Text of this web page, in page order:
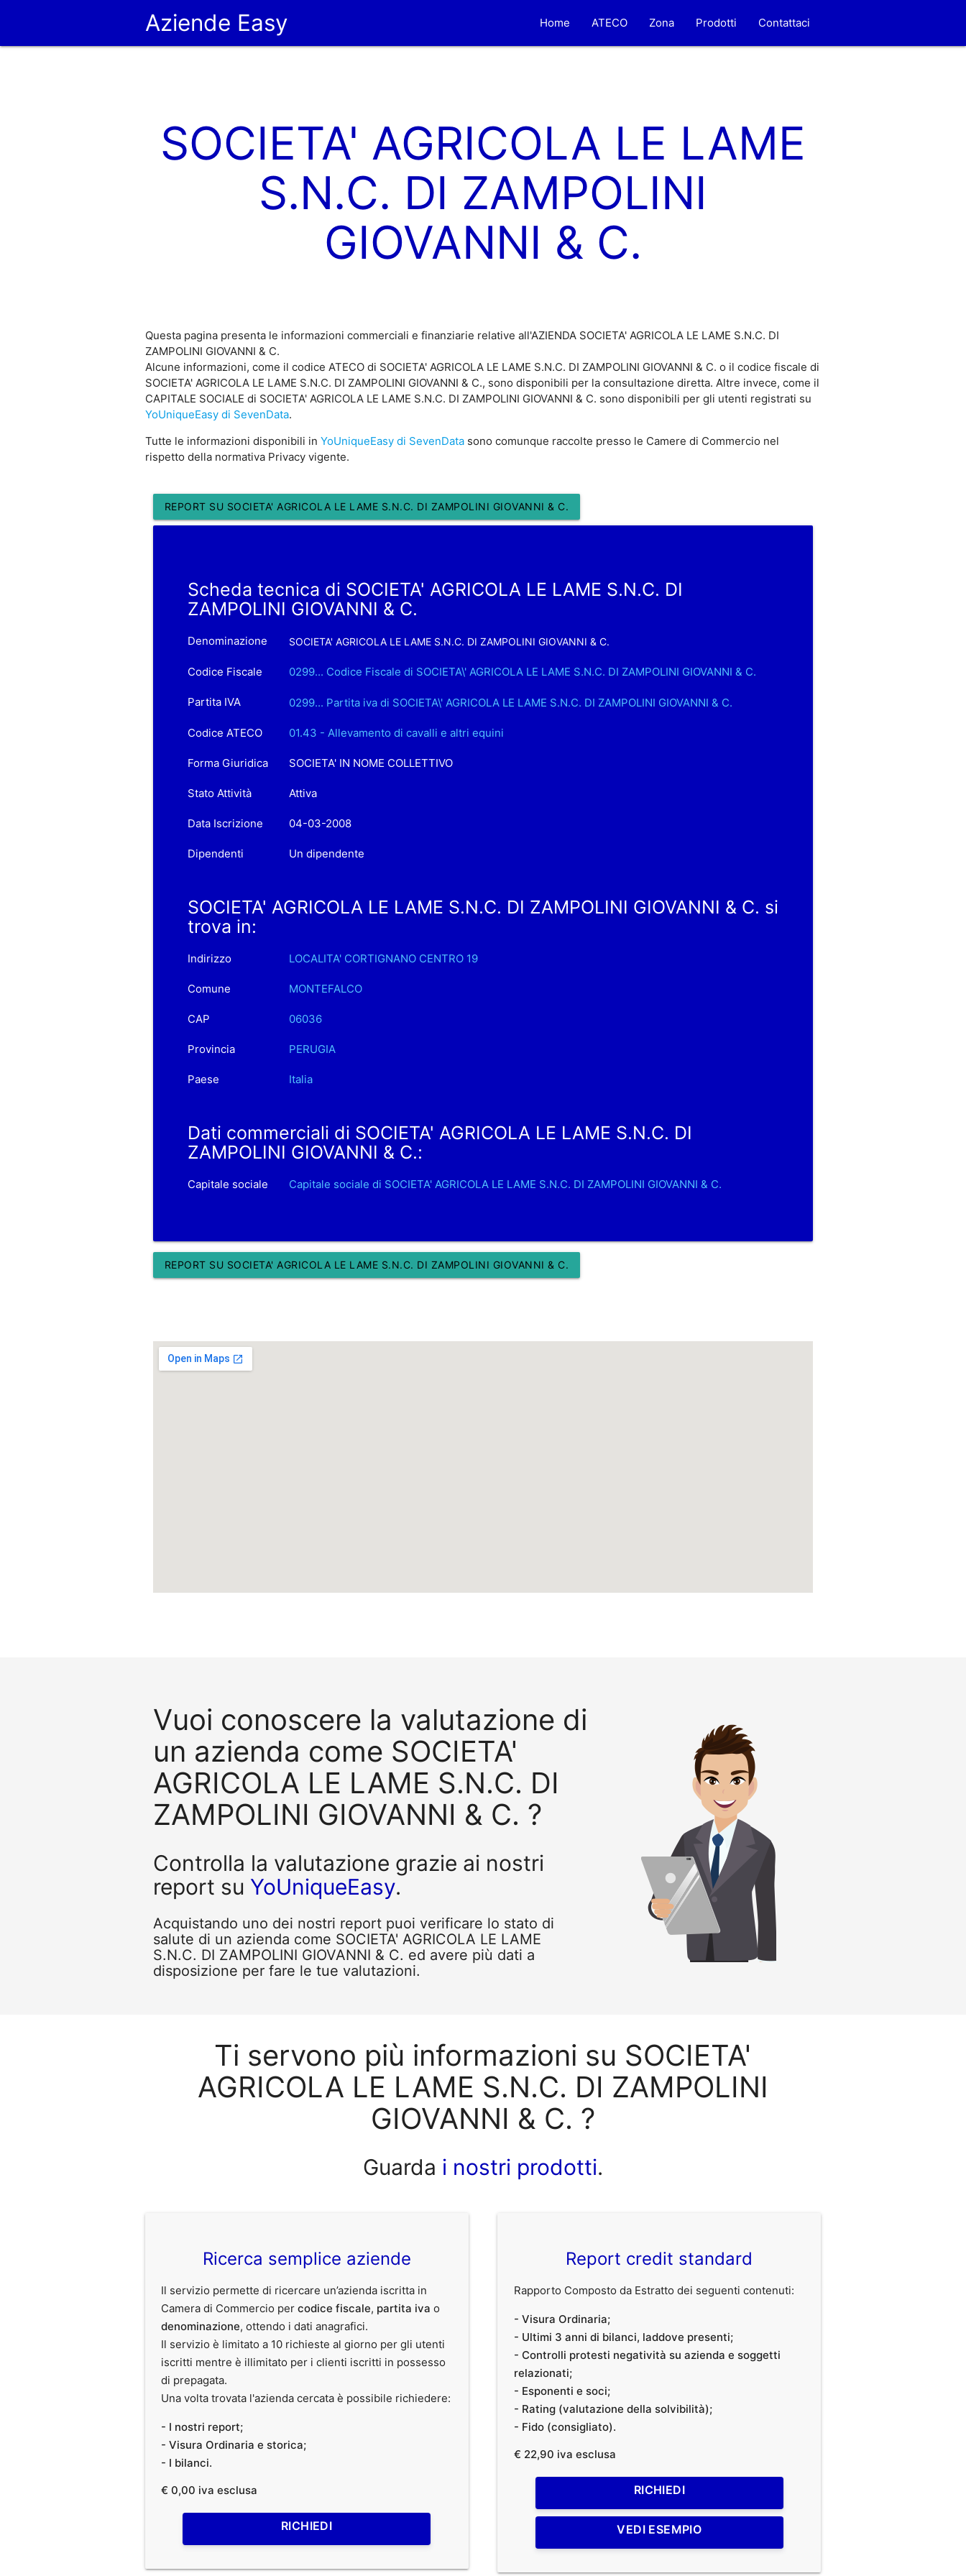
Aziende Easy Home ATECO Zona Prodotti Contattaci
SOCIETA' AGRICOLA LE LAME
S.N.C. DI ZAMPOLINI
GIOVANNI & C.
Questa pagina presenta le informazioni commerciali e finanziarie relative all'AZIENDA SOCIETA' AGRICOLA LE LAME S.N.C. DI
ZAMPOLINI GIOVANNI & C.
Alcune informazioni, come il codice ATECO di SOCIETA' AGRICOLA LE LAME S.N.C. DI ZAMPOLINI GIOVANNI & C. o il codice fiscale di
SOCIETA' AGRICOLA LE LAME S.N.C. DI ZAMPOLINI GIOVANNI & C., sono disponibili per la consultazione diretta. Altre invece, come il
CAPITALE SOCIALE di SOCIETA' AGRICOLA LE LAME S.N.C. DI ZAMPOLINI GIOVANNI & C. sono disponibili per gli utenti registrati su
YoUniqueEasy di SevenData.
Tutte le informazioni disponibili in YoUniqueEasy di SevenDatasono comunque raccolte presso le Camere di Commercio nel
rispetto della normativa Privacy vigente.
REPORT SU SOCIETA' AGRICOLA LE LAME S.N.C. DI ZAMPOLINI GIOVANNI & C.
Scheda tecnica di SOCIETA' AGRICOLA LE LAME S.N.C. DI
ZAMPOLINI GIOVANNI & C.
Denominazione SOCIETA' AGRICOLA LE LAME S.N.C. DI ZAMPOLINI GIOVANNI & C.
Codice Fiscale 0299... Codice Fiscale di SOCIETA\' AGRICOLA LE LAME S.N.C. DI ZAMPOLINI GIOVANNI & C.
Partita IVA 0299... Partita iva di SOCIETA\' AGRICOLA LE LAME S.N.C. DI ZAMPOLINI GIOVANNI & C.
Codice ATECO 01.43 - Allevamento di cavalli e altri equini
Forma Giuridica SOCIETA' IN NOME COLLETTIVO
Stato Attività Attiva
Data Iscrizione 04-03-2008
Dipendenti Un dipendente
SOCIETA' AGRICOLA LE LAME S.N.C. DI ZAMPOLINI GIOVANNI & C. si
trova in:
Indirizzo LOCALITA' CORTIGNANO CENTRO 19
Comune MONTEFALCO
CAP 06036
Provincia PERUGIA
Paese Italia
Dati commerciali di SOCIETA' AGRICOLA LE LAME S.N.C. DI
ZAMPOLINI GIOVANNI & C.:
Capitale sociale Capitale sociale di SOCIETA' AGRICOLA LE LAME S.N.C. DI ZAMPOLINI GIOVANNI & C.
REPORT SU SOCIETA' AGRICOLA LE LAME S.N.C. DI ZAMPOLINI GIOVANNI & C.
Vuoi conoscere la valutazione di
un azienda come SOCIETA'
AGRICOLA LE LAME S.N.C. DI
ZAMPOLINI GIOVANNI & C. ?
Controlla la valutazione grazie ai nostri
report su YoUniqueEasy.
Acquistando uno dei nostri report puoi verificare lo stato di
salute di un azienda come SOCIETA' AGRICOLA LE LAME
S.N.C. DI ZAMPOLINI GIOVANNI & C. ed avere più dati a
disposizione per fare le tue valutazioni.
Ti servono più informazioni su SOCIETA'
AGRICOLA LE LAME S.N.C. DI ZAMPOLINI
GIOVANNI & C. ?
Guarda i nostri prodotti.
Ricerca semplice aziende
Il servizio permette di ricercare un’azienda iscritta in
Camera di Commercio percodice fiscale, partita iva o
denominazione, ottendo i dati anagrafici.
Il servizio è limitato a 10 richieste al giorno per gli utenti
iscritti mentre è illimitato per i clienti iscritti in possesso
di prepagata.
Una volta trovata l'azienda cercata è possibile richiedere:
- I nostri report;
- Visura Ordinaria e storica;
- I bilanci.
€ 0,00 iva esclusa
RICHIEDI
Report credit standard
Rapporto Composto da Estratto dei seguenti contenuti:
- Visura Ordinaria;
- Ultimi 3 anni di bilanci, laddove presenti;
- Controlli protesti negatività su azienda e soggetti
relazionati;
- Esponenti e soci;
- Rating (valutazione della solvibilità);
- Fido (consigliato).
€ 22,90 iva esclusa
RICHIEDI
VEDI ESEMPIO